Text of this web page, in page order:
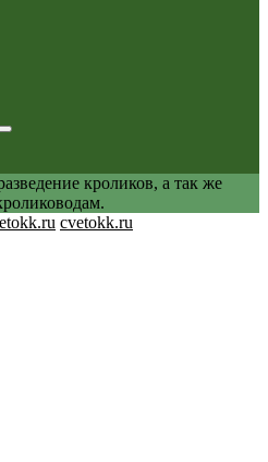
кроликов, а так же
cvetokk.ru